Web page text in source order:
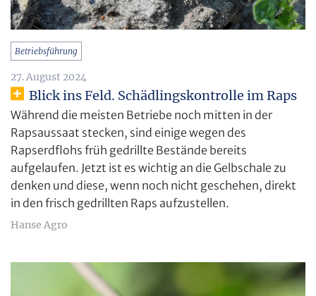
Betriebsführung
27. August 2024
Blick ins Feld. Schädlingskontrolle im Raps
Während die meisten Betriebe noch mitten in der
Rapsaussaat stecken, sind einige wegen des
Rapserdflohs früh gedrillte Bestände bereits
aufgelaufen. Jetzt ist es wichtig an die Gelbschale zu
denken und diese, wenn noch nicht geschehen, direkt
in den frisch gedrillten Raps aufzustellen.
Hanse Agro